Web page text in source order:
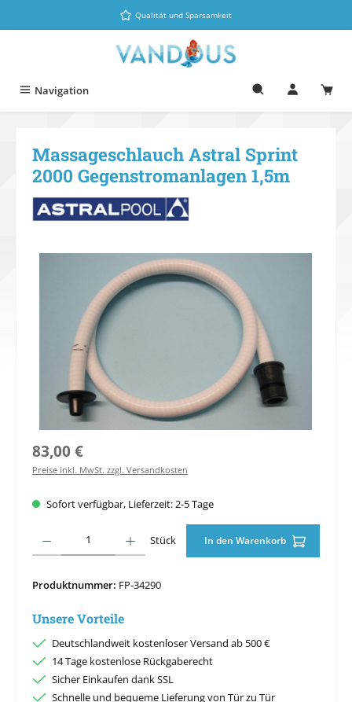
Zum Hauptinhalt springenQualität und Sparsamkeit
Navigation
Massageschlauch Astral Sprint
2000 Gegenstromanlagen 1,5m
Bildergalerie überspringen
Regulärer Preis:
83,00 €
Preise inkl. MwSt. zzgl. Versandkosten
Sofort verfügbar, Lieferzeit: 2-5 Tage
Stück In den Warenkorb
Produktnummer: FP-34290
Unsere Vorteile
Deutschlandweit kostenloser Versand ab 500 €
14 Tage kostenlose Rückgaberecht
Sicher Einkaufen dank SSL
Schnelle und bequeme Lieferung von Tür zu Tür